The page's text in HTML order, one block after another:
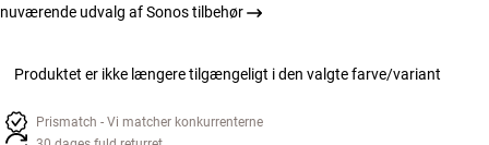
Byg med Lyd
nuværende udvalg af Sonos tilbehør
Produktet er ikke længere tilgængeligt i den valgte farve/variant
Prismatch - Vi matcher konkurrenterne